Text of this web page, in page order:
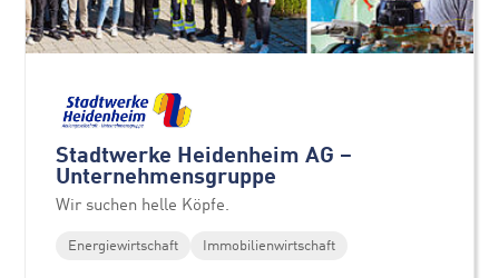
Stadtwerke Heidenheim AG –
Unternehmensgruppe
Wir suchen helle Köpfe.
Energiewirtschaft Immobilienwirtschaft